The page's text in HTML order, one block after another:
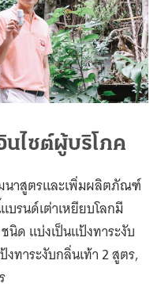
ไซต์ผู้บริโภค
นาสูตรและเพิ่มผลิตภัณฑ์
รนด์เต่าเหยียบโลกมี
ด แบ่งเป็นแป้งทาระงับ
ทาระงับกลิ่นเท้า 2 สูตร,